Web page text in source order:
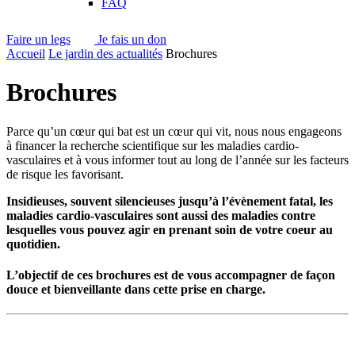
FAQ
Faire un legs
Je fais un don
Accueil Le jardin des actualités Brochures
Brochures
Parce qu’un cœur qui bat est un cœur qui vit, nous nous engageons
à financer la recherche scientifique sur les maladies cardio-
vasculaires et à vous informer tout au long de l’année sur les facteurs
de risque les favorisant.
Insidieuses, souvent silencieuses jusqu’à l’évènement fatal, les
maladies cardio-vasculaires sont aussi des maladies contre
lesquelles vous pouvez agir en prenant soin de votre coeur au
quotidien.
L’objectif de ces brochures est de vous accompagner de façon
douce et bienveillante dans cette prise en charge.